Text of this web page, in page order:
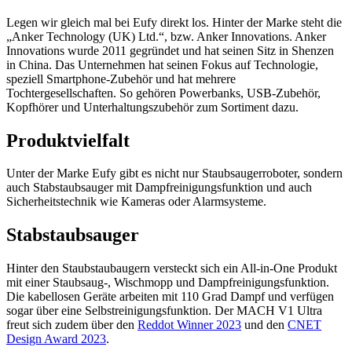
Legen wir gleich mal bei Eufy direkt los. Hinter der Marke steht die
„Anker Technology (UK) Ltd.“, bzw. Anker Innovations. Anker
Innovations wurde 2011 gegründet und hat seinen Sitz in Shenzen
in China. Das Unternehmen hat seinen Fokus auf Technologie,
speziell Smartphone-Zubehör und hat mehrere
Tochtergesellschaften. So gehören Powerbanks, USB-Zubehör,
Kopfhörer und Unterhaltungszubehör zum Sortiment dazu.
Produktvielfalt
Unter der Marke Eufy gibt es nicht nur Staubsaugerroboter, sondern
auch Stabstaubsauger mit Dampfreinigungsfunktion und auch
Sicherheitstechnik wie Kameras oder Alarmsysteme.
Stabstaubsauger
Hinter den Staubstaubaugern versteckt sich ein All-in-One Produkt
mit einer Staubsaug-, Wischmopp und Dampfreinigungsfunktion.
Die kabellosen Geräte arbeiten mit 110 Grad Dampf und verfügen
sogar über eine Selbstreinigungsfunktion. Der MACH V1 Ultra
freut sich zudem über den Reddot Winner 2023 und den CNET
Design Award 2023.